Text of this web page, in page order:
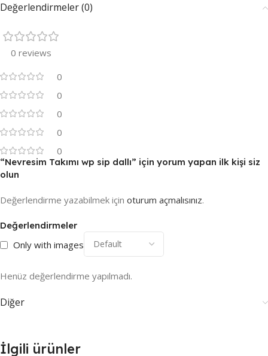
Değerlendirmeler (0)
0 reviews
0
0
0
0
0
Değerlendirmeler
Only with images
Henüz değerlendirme yapılmadı.
“Nevresim Takımı wp sip dallı” için yorum yapan ilk kişi siz
olun
Değerlendirme yazabilmek için oturum açmalısınız.
Diğer
İlgili ürünler